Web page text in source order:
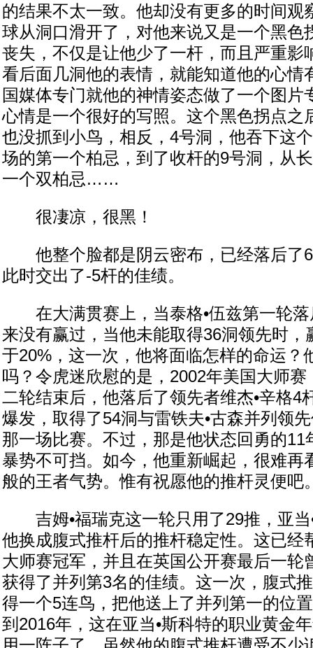
的结果不太一致。他却没有更多的时间观
球从洞口滑开了，对他来说又是一个黑色
丧失，不仅是让他少了一杆，而且严重影
看后面几洞他的表情，就能知道他的心情
国媒体专门就他的神情姿态做了一个图片
心情是一个很好的写照。这个黑色拐点之
也没抓到小鸟，相反，4号洞，他吞下这
场的第一个柏忌，到了收杆的9号洞，从
一个双柏忌……
很凄凉，很黑！
他整个脸都是阴云密布，已经落后了6
此时交出了-5杆的佳绩。
在大满贯赛上，当泰格•伍兹第一轮落
来没有赢过，当他未能取得36洞领先时，
于20%，这一次，他将面临怎样的命运？
吗？令虎迷欣慰的是，2002年美国大师
二轮结束后，他落后了领先者维杰•辛格4
爆发，取得了54洞与雷铁夫•古森并列领
那一场比赛。不过，那是他状态回勇的11
暴势不可挡。如今，他重新崛起，很难再
般的王者气势。惟有祝愿他的推杆灵便吧
吉姆•福瑞克这一轮只用了29推，亚当
他换成腹式推杆后的推杆稳定性。这已经
大师赛冠军，并且在英国公开赛最后一轮
获得了并列第3名的佳绩。这一次，腹式
得一个5连鸟，把他送上了并列第一的位
到2016年，这在亚当•斯科特的职业黄金